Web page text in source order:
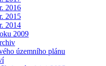
2016
2015
2014
2009
územního plánu